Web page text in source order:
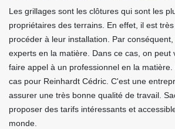
Les grillages sont les clôtures qui sont les
propriétaires des terrains. En effet, il est
procéder à leur installation. Par
experts en la matière. Dans ce cas, on peut
faire appel à un professionnel en la
cas pour Reinhardt Cédric. C'est une
assurer une très bonne qualité de travail.
proposer des tarifs intéressants et
monde.